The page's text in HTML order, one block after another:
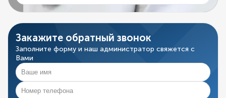
Закажите обратный звонок
Заполните форму и наш администратор свяжется с
Вами